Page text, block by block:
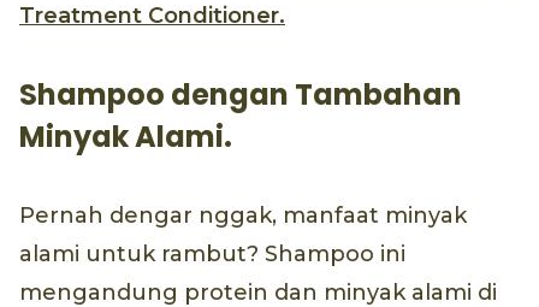
Treatment Conditioner.
Shampoo dengan Tambahan
Minyak Alami.
Pernah dengar nggak, manfaat minyak
alami untuk rambut? Shampoo ini
mengandung protein dan minyak alami di